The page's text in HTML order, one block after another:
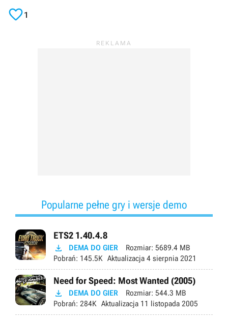
1
Popularne pełne gry i wersje demo
ETS2 1.40.4.8
 DEMA DO GIER Rozmiar: 5689.4 MB
Pobrań: 145.5K Aktualizacja 4 sierpnia 2021
Need for Speed: Most Wanted (2005)
 DEMA DO GIER Rozmiar: 544.3 MB
Pobrań: 284K Aktualizacja 11 listopada 2005